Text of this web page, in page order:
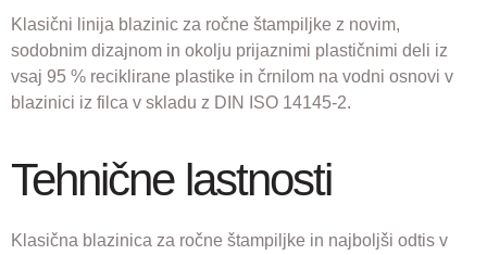
Klasični linija blazinic za ročne štampiljke z novim,
sodobnim dizajnom in okolju prijaznimi plastičnimi deli iz
vsaj 95 % reciklirane plastike in črnilom na vodni osnovi v
blazinici iz filca v skladu z DIN ISO 14145-2.
Tehnične lastnosti
Klasična blazinica za ročne štampiljke in najboljši odtis v